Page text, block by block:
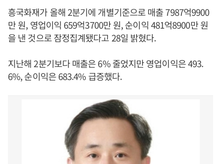
흥국화재가 올해 2분기에 개별기준으로 매출 7987억9900
만 원, 영업이익 659억3700만 원, 순이익 481억8900만 원
을 낸 것으로 잠정집계됐다고 28일 밝혔다.
지난해 2분기보다 매출은 6% 줄었지만 영업이익은 493.
6%, 순이익은 683.4% 급증했다.